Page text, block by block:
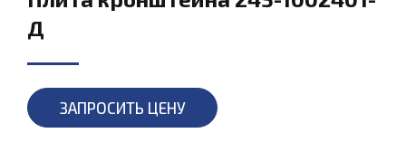
Д
ЗАПРОСИТЬ ЦЕНУ